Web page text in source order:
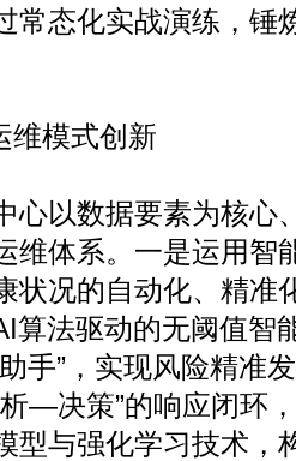
常态化实战演练，锤
模式创新
以数据要素为核心
维体系。一是运用智
状况的自动化、精准
算法驱动的无阈值智
手”，实现风险精准
—决策”的响应闭环
型与强化学习技术，